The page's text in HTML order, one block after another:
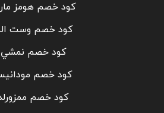
كود خصم هومز
كود خصم وست
كود خصم نمشي
كود خصم
كود خصم